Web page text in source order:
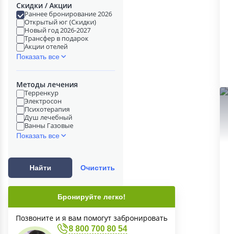
Скидки / Акции
Раннее бронирование 2026
Открытый юг (Скидки)
Новый год 2026-2027
Трансфер в подарок
Акции отелей
Показать все
Методы лечения
Терренкур
Электросон
Психотерапия
Душ лечебный
Ванны Газовые
Показать все
Найти Очистить
Бронируйте легко!
Позвоните и я вам помогут забронировать
8 800 700 80 54